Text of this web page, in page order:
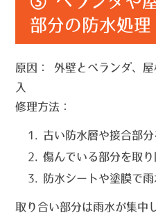
部分の防水処理
原因：
外壁とベランダ、
入
修理方法：
古い防水層や接合部
傷んでいる部分を取り
防水シートや塗膜で
取り合い部分は雨水が集中